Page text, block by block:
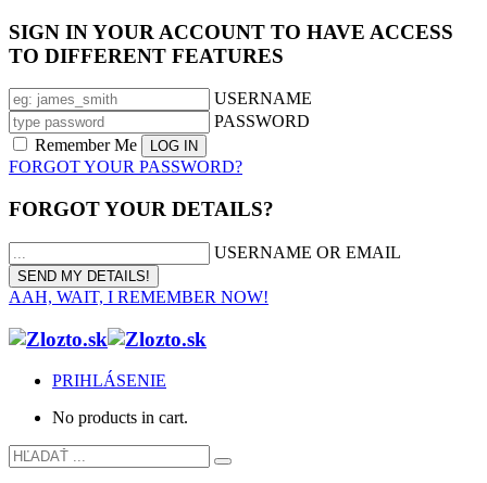
SIGN IN YOUR ACCOUNT TO HAVE ACCESS
TO DIFFERENT FEATURES
USERNAME
PASSWORD
Remember Me
FORGOT YOUR PASSWORD?
FORGOT YOUR DETAILS?
USERNAME OR EMAIL
AAH, WAIT, I REMEMBER NOW!
PRIHLÁSENIE
No products in cart.